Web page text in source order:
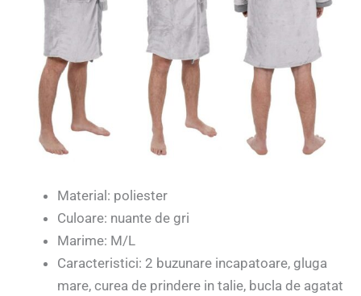
Material: poliester
Culoare: nuante de gri
Marime: M/L
Caracteristici: 2 buzunare incapatoare, gluga
mare, curea de prindere in talie, bucla de agatat